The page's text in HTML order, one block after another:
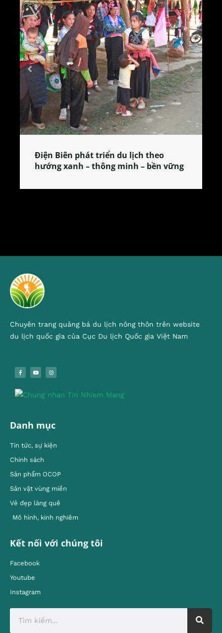
Làng làm bánh tẻ Phú Nhi – nơi lan
tỏa đặc sản xứ Đoài
Chuyên trang quảng bá du lịch nông thôn trên website
du lịch quốc gia của Cục Du lịch Quốc gia Việt Nam
Danh mục
Tin tức, sự kiện
Chính sách
Sản phẩm OCOP
Sản vật vùng miền
Vẻ đẹp làng quê
Mô hình, kinh nghiêm
Kết nối với chúng tôi
Facebook
Youtube
Instagram